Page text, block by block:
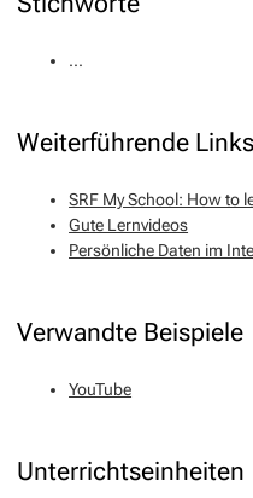
...
Weiterführende Links
SRF My School: How to
Gute Lernvideos
Persönliche Daten im
Verwandte Beispiele
YouTube
Unterrichtseinheiten